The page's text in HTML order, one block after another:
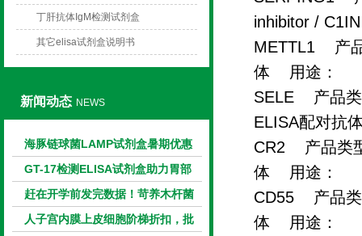
丁肝抗体IgM检测试剂盒
其它elisa试剂盒说明书
新闻动态 NEWS
海豚链球菌LAMP试剂盒暑期优惠
GT-17检测ELISA试剂盒助力胃部
相关指标样本定量研究
赶在开学前发完数据！苛养木杆菌
PCR检测试剂盒暑假优惠开启
人子宫内膜上皮细胞阶梯折扣，批
inhibitor /
METTL1 产
体 用途：
SELE 产品
ELISA配对
CR2 产品类
体 用途：
CD55 产品
体 用途：